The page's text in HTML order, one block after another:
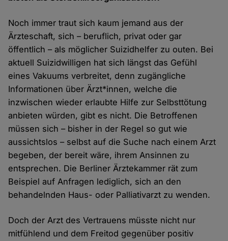
Noch immer traut sich kaum jemand aus der
Ärzteschaft, sich – beruflich, privat oder gar
öffentlich – als möglicher Suizidhelfer zu outen. Bei
aktuell Suizidwilligen hat sich längst das Gefühl
eines Vakuums verbreitet, denn zugängliche
Informationen über Ärzt*innen, welche die
inzwischen wieder erlaubte Hilfe zur Selbsttötung
anbieten würden, gibt es nicht. Die Betroffenen
müssen sich – bisher in der Regel so gut wie
aussichtslos – selbst auf die Suche nach einem Arzt
begeben, der bereit wäre, ihrem Ansinnen zu
entsprechen. Die Berliner Ärztekammer rät zum
Beispiel auf Anfragen lediglich, sich an den
behandelnden Haus- oder Palliativarzt zu wenden.
Doch der Arzt des Vertrauens müsste nicht nur
mitfühlend und dem Freitod gegenüber positiv